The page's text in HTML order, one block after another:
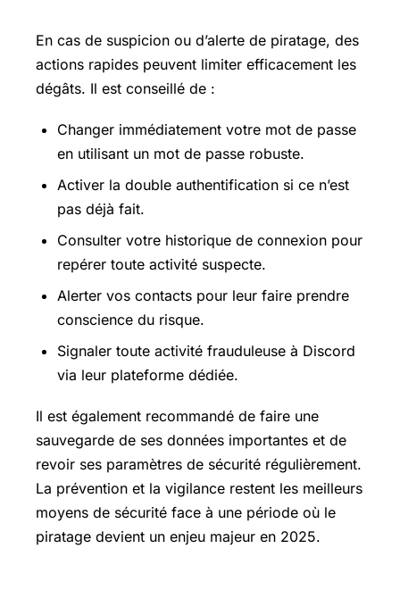
En cas de suspicion ou d’alerte de piratage, des
actions rapides peuvent limiter efficacement les
dégâts. Il est conseillé de :
Changer immédiatement votre mot de passe
en utilisant un mot de passe robuste.
Activer la double authentification si ce n’est
pas déjà fait.
Consulter votre historique de connexion pour
repérer toute activité suspecte.
Alerter vos contacts pour leur faire prendre
conscience du risque.
Signaler toute activité frauduleuse à Discord
via leur plateforme dédiée.
Il est également recommandé de faire une
sauvegarde de ses données importantes et de
revoir ses paramètres de sécurité régulièrement.
La prévention et la vigilance restent les meilleurs
moyens de sécurité face à une période où le
piratage devient un enjeu majeur en 2025.